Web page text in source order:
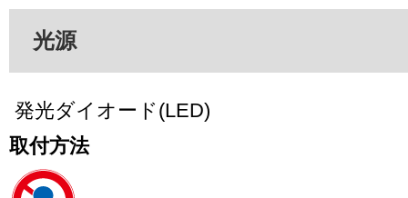
光源
発光ダイオード(LED)
取付方法